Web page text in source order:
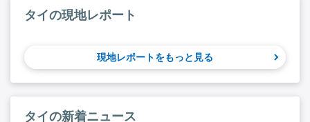
タイの現地レポート
現地レポートをもっと見る
タイの新着ニュース